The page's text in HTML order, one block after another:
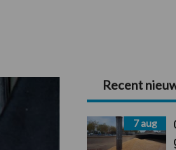
Primaire
Sidebar
Recent
7 aug